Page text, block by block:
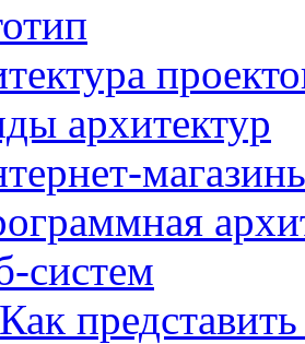
архитектур
систем
Как